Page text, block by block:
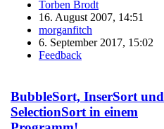
Torben Brodt
16. August 2007, 14:51
morganfitch
6. September 2017, 15:02
Feedback
BubbleSort, InserSort und
SelectionSort in einem